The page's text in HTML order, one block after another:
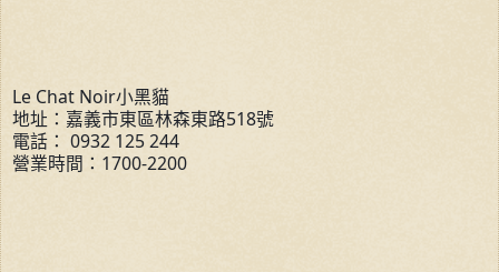
Le Chat Noir小黑貓
地址：嘉義市東區林森東路518號
電話： 0932 125 244
營業時間：1700-2200